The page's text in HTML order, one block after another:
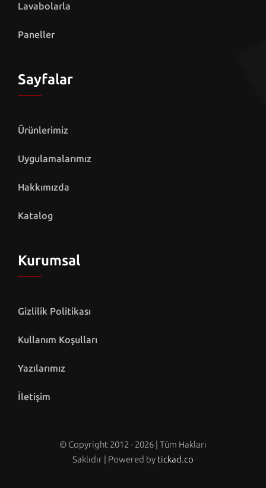
Lavabolarla
Paneller
Sayfalar
Ürünlerimiz
Uygulamalarımız
Hakkımızda
Katalog
Kurumsal
Gizlilik Politikası
Kullanım Koşulları
Yazılarımız
İletişim
© Copyright 2012 - 2026 | Tüm Hakları
Saklıdır | Powered by tickad.co